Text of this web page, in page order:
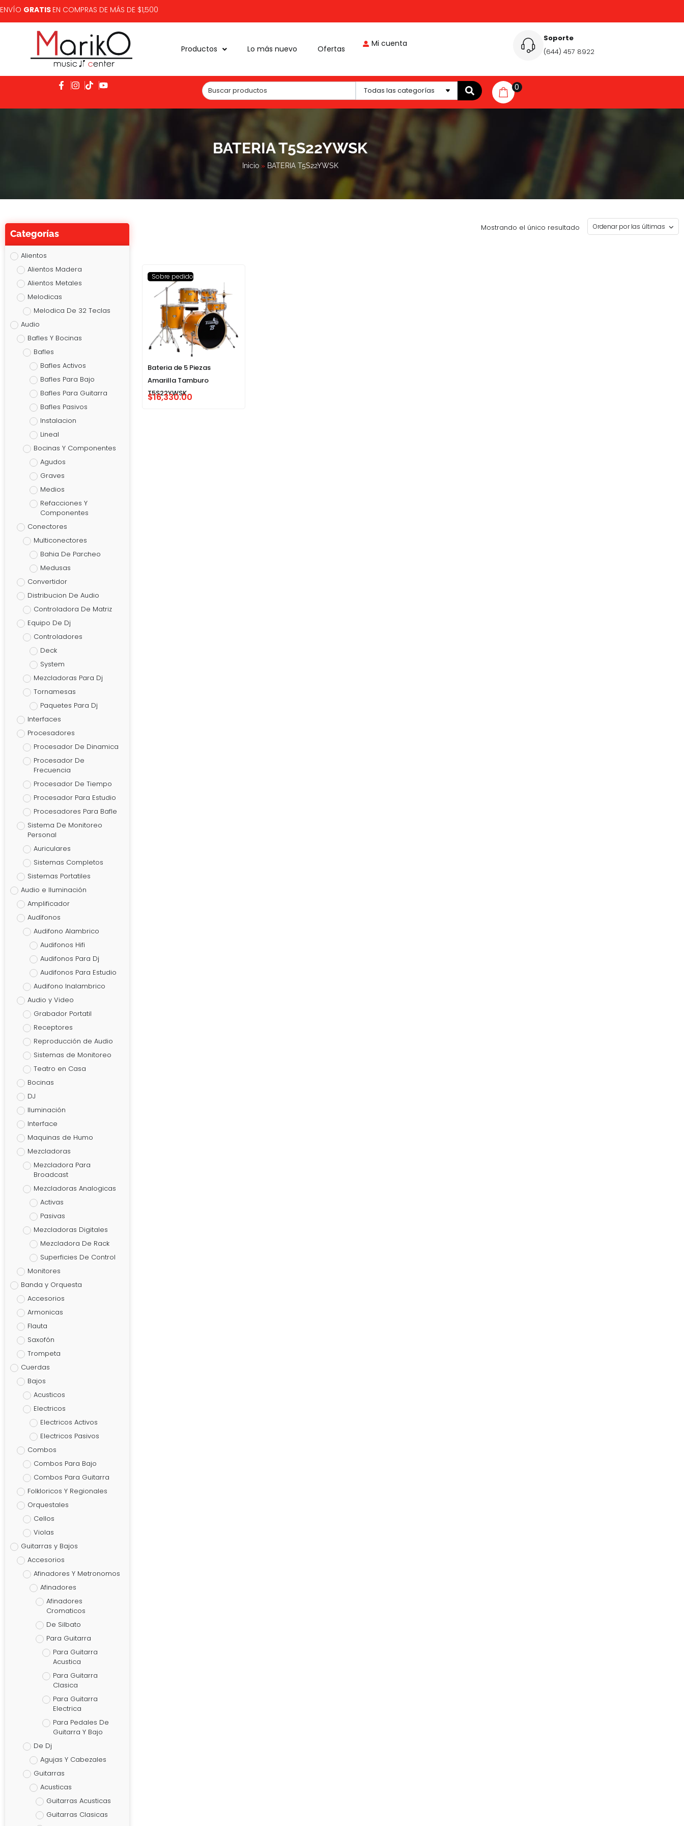
ENVÍO GRATIS EN COMPRAS DE MÁS DE $1,500
Productos Lo más nuevo Ofertas
Mi cuenta
Soporte
(644) 457 8922
Todas las categorías 0
BATERIA T5S22YWSK
Inicio» BATERIA T5S22YWSK
Categorías
Alientos
Alientos Madera
Alientos Metales
Melodicas
Melodica De 32 Teclas
Audio
Bafles Y Bocinas
Bafles
Bafles Activos
Bafles Para Bajo
Bafles Para Guitarra
Bafles Pasivos
Instalacion
Lineal
Bocinas Y Componentes
Agudos
Graves
Medios
Refacciones Y
Componentes
Conectores
Multiconectores
Bahia De Parcheo
Medusas
Convertidor
Distribucion De Audio
Controladora De Matriz
Equipo De Dj
Controladores
Deck
System
Mezcladoras Para Dj
Tornamesas
Paquetes Para Dj
Interfaces
Procesadores
Procesador De Dinamica
Procesador De
Frecuencia
Procesador De Tiempo
Procesador Para Estudio
Procesadores Para Bafle
Sistema De Monitoreo
Personal
Auriculares
Sistemas Completos
Sistemas Portatiles
Audio e Iluminación
Amplificador
Audífonos
Audifono Alambrico
Audifonos Hifi
Audifonos Para Dj
Audifonos Para Estudio
Audifono Inalambrico
Audio y Video
Grabador Portatil
Receptores
Reproducción de Audio
Sistemas de Monitoreo
Teatro en Casa
Bocinas
DJ
Iluminación
Interface
Maquinas de Humo
Mezcladoras
Mezcladora Para
Broadcast
Mezcladoras Analogicas
Activas
Pasivas
Mezcladoras Digitales
Mezcladora De Rack
Superficies De Control
Monitores
Banda y Orquesta
Accesorios
Armonicas
Flauta
Saxofón
Trompeta
Cuerdas
Bajos
Acusticos
Electricos
Electricos Activos
Electricos Pasivos
Combos
Combos Para Bajo
Combos Para Guitarra
Folkloricos Y Regionales
Orquestales
Cellos
Violas
Guitarras y Bajos
Accesorios
Afinadores Y Metronomos
Afinadores
Afinadores
Cromaticos
De Silbato
Para Guitarra
Para Guitarra
Acustica
Para Guitarra
Clasica
Para Guitarra
Electrica
Para Pedales De
Guitarra Y Bajo
De Dj
Agujas Y Cabezales
Guitarras
Acusticas
Guitarras Acusticas
Guitarras Clasicas
Mostrando el único resultado
Sobre pedido
Bateria de 5 Piezas
Amarilla Tamburo
T5S22YWSK
$16,330.00